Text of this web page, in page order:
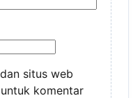
situs web
komentar